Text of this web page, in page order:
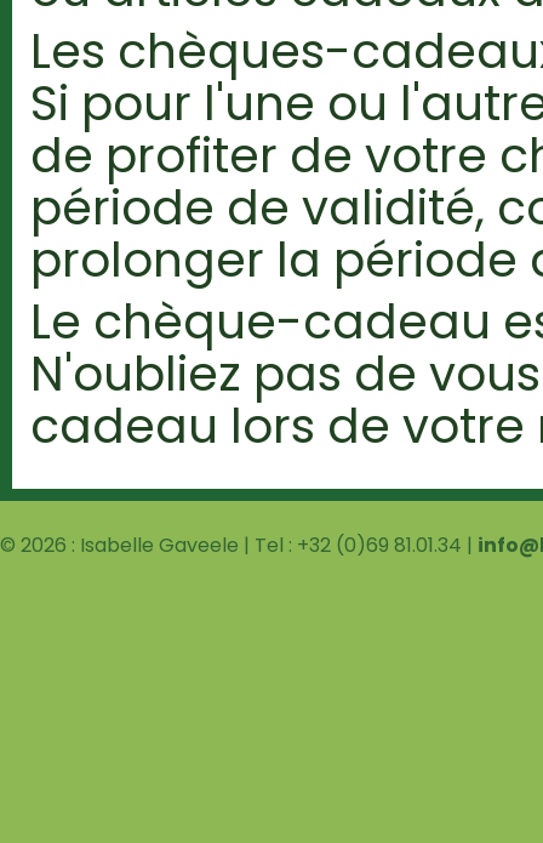
Les chèques-
Si pour l'une ou
de profiter de votre
période de validité,
prolonger la période
Le chèque-cadeau
N'oubliez pas de
cadeau lors de
© 2026 : Isabelle Gaveele | Tel : +32 (0)69 81.01.34 |